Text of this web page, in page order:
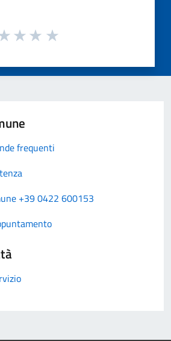
frequenti
+39 0422 600153